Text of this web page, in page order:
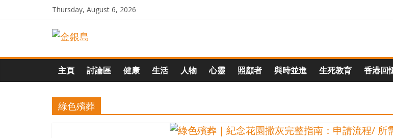
Thursday, August 6, 2026
一
起
追
主頁 討論區 健康 生活 人物 心靈 照顧者 與時並進 生死教育 香港回
綠色殯葬